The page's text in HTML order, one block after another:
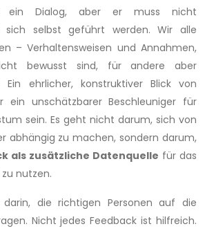
ein Dialog, aber er muss nicht
sich selbst geführt werden. Wir alle
– Verhaltensweisen und Annahmen,
bewusst sind, für andere aber
Ein ehrlicher, konstruktiver Blick von
ein unschätzbarer Beschleuniger für
sein. Es geht nicht darum, sich von
abhängig zu machen, sondern darum,
als zusätzliche Datenquelle für das
nutzen.
die richtigen Personen auf die
Nicht jedes Feedback ist hilfreich.